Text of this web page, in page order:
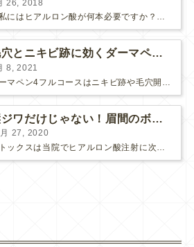
26, 2018
「私にはヒアルロン酸が何本必要ですか？」 診察の時によく聞かれますが、なかなか難しい質問です。 どこまでこだわってキレイにしたいかによって 使うヒアルロン酸の量が変わるからです。 前回もご紹介させ...
毛穴とニキビ跡に効くダーマペン４フルコース
8, 2021
縦ジワだけじゃない！眉間のボトックス注射
27, 2020
ボトックスは当院でヒアルロン酸注射に次いで人気のある治療です。 私自身、美容治療が制限されていた妊娠・授乳中に一番やりたかったのはボトックスで、 「ボトックスが世の中から無くなったら困る！」と...